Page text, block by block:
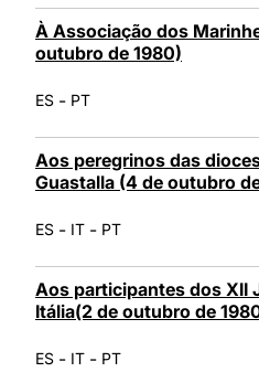
À Associação dos
outubro de 1980)
ES - PT
Aos peregrinos das
Guastalla (4 de outubro
ES - IT - PT
Aos participantes dos XII
Itália(2 de outubro de
ES - IT - PT